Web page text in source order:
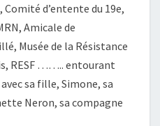
Comité d’entente du 19e,
Amicale de
Musée de la Résistance
RESF …….. entourant
sa fille, Simone, sa
Neron, sa compagne